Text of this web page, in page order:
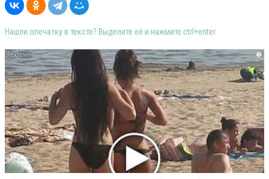
Нашли опечатку в тексте? Выделите её и нажмите ctrl+enter
i